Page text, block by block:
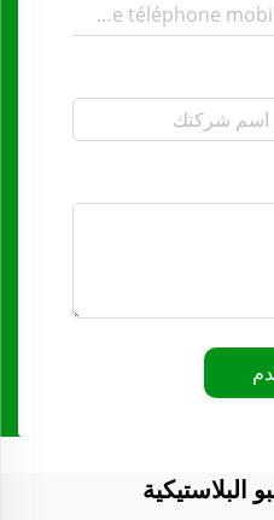
البلاستيكية